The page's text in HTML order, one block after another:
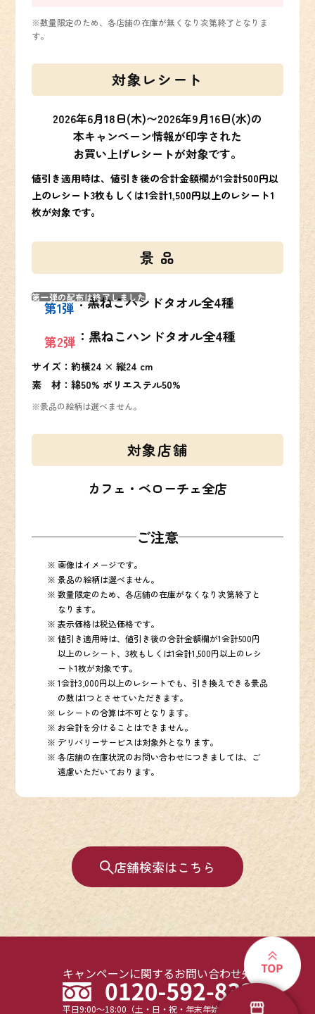
※数量限定のため、各店舗の在庫が無くなり次第終了となりま
す。
対象レシート
2026年6月18日(木)〜2026年9月16日(水)の
本キャンペーン情報が印字された
お買い上げレシートが対象です。
値引き適用時は、値引き後の合計金額欄が1会計500円以
上のレシート3枚もしくは1会計1,500円以上のレシート1
枚が対象です。
景 品
第1弾：黒ねこハンドタオル全4種
第一弾の配布は終了しました
第2弾 ： 黒ねこハンドタオル全4種
サイズ： 約横24 × 縦24 cm
素 材： 綿50% ポリエステル50%
※景品の絵柄は選べません。
対象店舗
カフェ・ベローチェ全店
ご注意
画像はイメージです。
景品の絵柄は選べません。
数量限定のため、各店舗の在庫がなくなり次第終了と
なります。
表示価格は税込価格です。
値引き適用時は、値引き後の合計金額欄が1会計500円
以上のレシート、3枚もしくは1会計1,500円以上のレシ
ート1枚が対象です。
1会計3,000円以上のレシートでも、引き換えできる景品
の数は1つとさせていただきます。
レシートの合算は不可となります。
お会計を分けることはできません。
デリバリーサービスは対象外となります。
各店舗の在庫状況のお問い合わせにつきましては、ご
遠慮いただいております。
店舗検索はこちら
キャンペーンに関するお問い合わせ先
平日9:00～18:00（土・日・祝・年末年始を除く）